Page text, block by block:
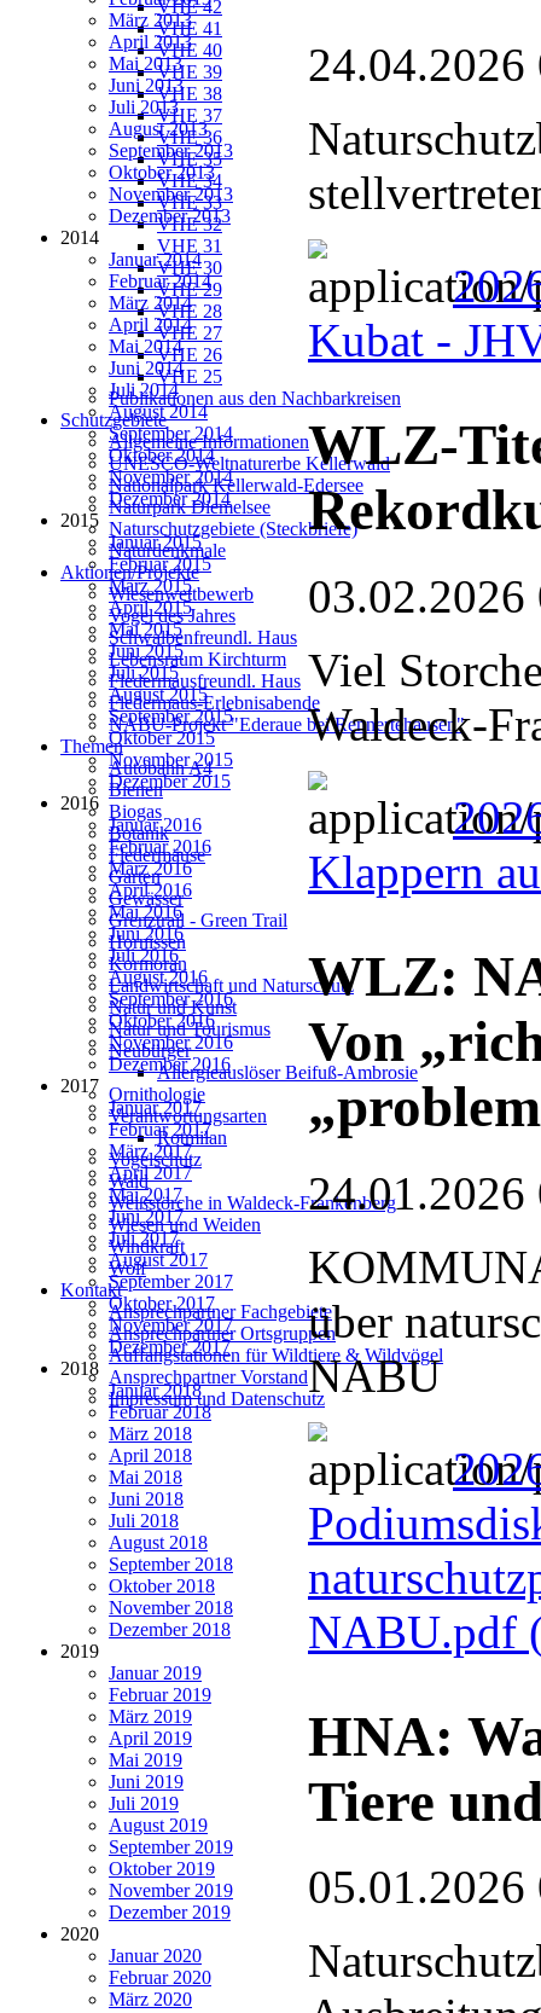
VHE 42
VHE 41
VHE 40
VHE 39
VHE 38
VHE 37
VHE 36
VHE 35
VHE 34
VHE 33
VHE 32
VHE 31
VHE 30
VHE 29
VHE 28
VHE 27
VHE 26
VHE 25
Publikationen aus den Nachbarkreisen
Schutzgebiete
Allgemeine Informationen
UNESCO-Weltnaturerbe Kellerwald
Nationalpark Kellerwald-Edersee
Naturpark Diemelsee
Naturschutzgebiete (Steckbriefe)
Naturdenkmale
Aktionen/Projekte
Wiesenwettbewerb
Vogel des Jahres
Schwalbenfreundl. Haus
Lebensraum Kirchturm
Fledermausfreundl. Haus
Fledermaus-Erlebnisabende
NABU-Projekt "Ederaue bei Rennertehausen"
Themen
Autobahn A4
Bienen
Biogas
Botanik
Fledermäuse
Garten
Gewässer
Grenztrail - Green Trail
Hornissen
Kormoran
Landwirtschaft und Naturschutz
Natur und Kunst
Natur und Tourismus
Neubürger
Allergieauslöser Beifuß-Ambrosie
Ornithologie
Verantwortungsarten
Rotmilan
Vogelschutz
Wald
Weißstörche in Waldeck-Frankenberg
Wiesen und Weiden
Windkraft
Wolf
Kontakt
Ansprechpartner Fachgebiete
Ansprechpartner Ortsgruppen
Auffangstationen für Wildtiere & Wildvögel
Ansprechpartner Vorstand
Impressum und Datenschutz
März 2013
April 2013
Mai 2013
Juni 2013
Juli 2013
August 2013
September 2013
Oktober 2013
November 2013
Dezember 2013
2014
Januar 2014
Februar 2014
März 2014
April 2014
Mai 2014
Juni 2014
Juli 2014
August 2014
September 2014
Oktober 2014
November 2014
Dezember 2014
2015
Januar 2015
Februar 2015
März 2015
April 2015
Mai 2015
Juni 2015
Juli 2015
August 2015
September 2015
Oktober 2015
November 2015
Dezember 2015
2016
Januar 2016
Februar 2016
März 2016
April 2016
Mai 2016
Juni 2016
Juli 2016
August 2016
September 2016
Oktober 2016
November 2016
Dezember 2016
2017
Januar 2017
Februar 2017
März 2017
April 2017
Mai 2017
Juni 2017
Juli 2017
August 2017
September 2017
Oktober 2017
November 2017
Dezember 2017
2018
Januar 2018
Februar 2018
März 2018
April 2018
Mai 2018
Juni 2018
Juli 2018
August 2018
September 2018
Oktober 2018
November 2018
Dezember 2018
2019
Januar 2019
Februar 2019
März 2019
April 2019
Mai 2019
Juni 2019
Juli 2019
August 2019
September 2019
Oktober 2019
November 2019
Dezember 2019
2020
Januar 2020
Februar 2020
März 2020
24.04.2026
Kubat -
WLZ-
03.02.2026
Viel
Waldeck-
Klappern
WLZ:
Von
24.01.2026
über
NABU
NABU.pdf
HNA:
Tiere
05.01.2026